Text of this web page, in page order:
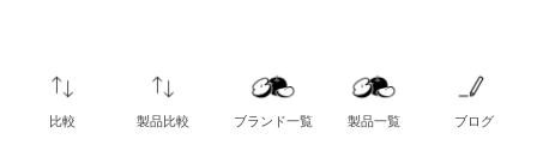
比較 製品比較 ブランド一覧 製品一覧 ブログ